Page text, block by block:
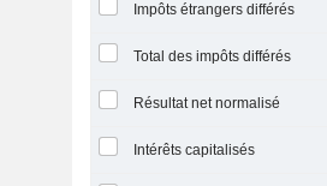
Impôts étrangers différés
Total des impôts différés
Résultat net normalisé
Intérêts capitalisés